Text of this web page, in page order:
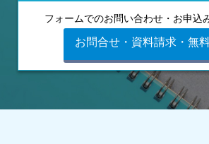
フォームでのお問い合わせ・お申込
お問合せ・資料請求・無